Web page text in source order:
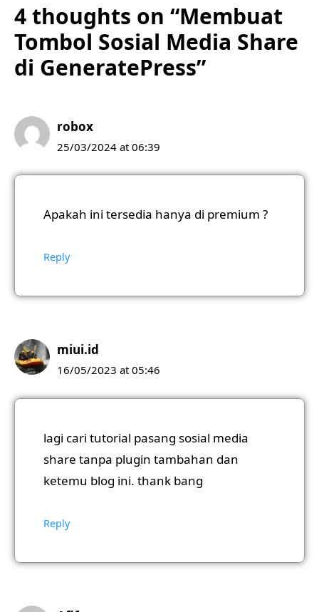
4 thoughts on “Membuat
Tombol Sosial Media Share
di GeneratePress”
robox
25/03/2024 at 06:39
Apakah ini tersedia hanya di premium ?
Reply
miui.id
16/05/2023 at 05:46
lagi cari tutorial pasang sosial media
share tanpa plugin tambahan dan
ketemu blog ini. thank bang
Reply